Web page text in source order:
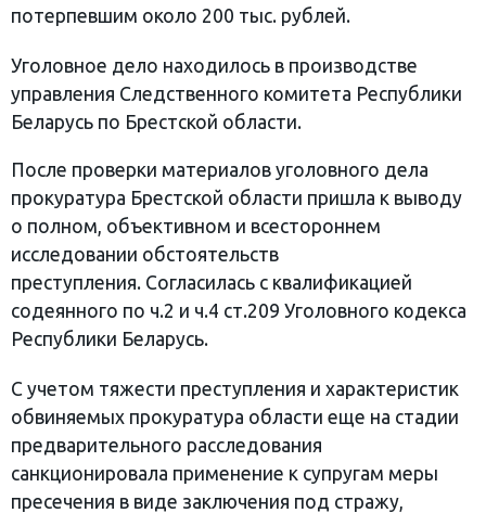
потерпевшим около 200 тыс. рублей.
Уголовное дело находилось в производстве
управления Следственного комитета Республики
Беларусь по Брестской области.
После проверки материалов уголовного дела
прокуратура Брестской области пришла к выводу
о полном, объективном и всестороннем
исследовании обстоятельств
преступления. Согласилась с квалификацией
содеянного по ч.2 и ч.4 ст.209 Уголовного кодекса
Республики Беларусь.
С учетом тяжести преступления и характеристик
обвиняемых прокуратура области еще на стадии
предварительного расследования
санкционировала применение к супругам меры
пресечения в виде заключения под стражу,